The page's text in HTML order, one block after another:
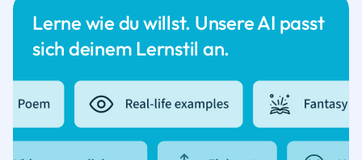
Lerne wie du willst. Unsere AI passt
sich deinem Lernstil an.